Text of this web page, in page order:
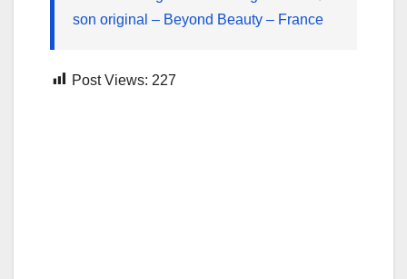
son original – Beyond Beauty – France
Post Views: 227